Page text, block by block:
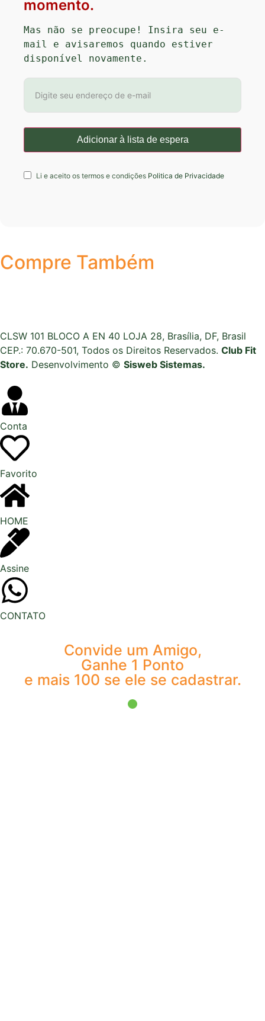
momento.
Mas não se preocupe! Insira seu e-
mail e avisaremos quando estiver
disponível novamente.
Li e aceito os termos e condições Politica de Privacidade
Compre Também
CLSW 101 BLOCO A EN 40 LOJA 28, Brasília, DF, Brasil
CEP.: 70.670-501, Todos os Direitos Reservados. Club Fit
Store. Desenvolvimento © Sisweb Sistemas.
Conta
Favorito
HOME
Assine
CONTATO
Convide um Amigo,
Ganhe 1 Ponto
e mais 100 se ele se cadastrar.